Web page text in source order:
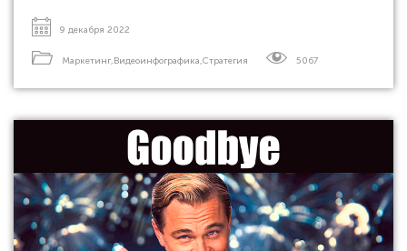
9 декабря 2022
Маркетинг,Видеоинфографика,Стратегия 5067